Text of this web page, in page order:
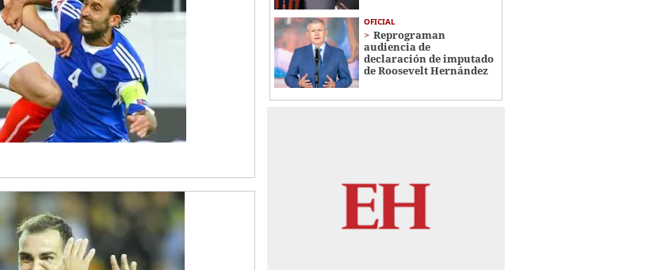
OFICIAL
Reprograman
audiencia de
declaración de imputado
de Roosevelt Hernández